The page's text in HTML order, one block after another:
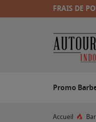
FRAIS DE
Promo
Accueil